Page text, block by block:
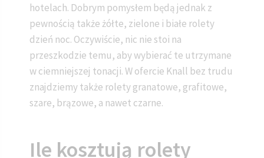
hotelach. Dobrym pomysłem będą jednak z
pewnością także żółte, zielone i białe rolety
dzień noc. Oczywiście, nic nie stoi na
przeszkodzie temu, aby wybierać te utrzymane
w ciemniejszej tonacji. W ofercie Knall bez trudu
znajdziemy także rolety granatowe, grafitowe,
szare, brązowe, a nawet czarne.
Ile kosztują rolety